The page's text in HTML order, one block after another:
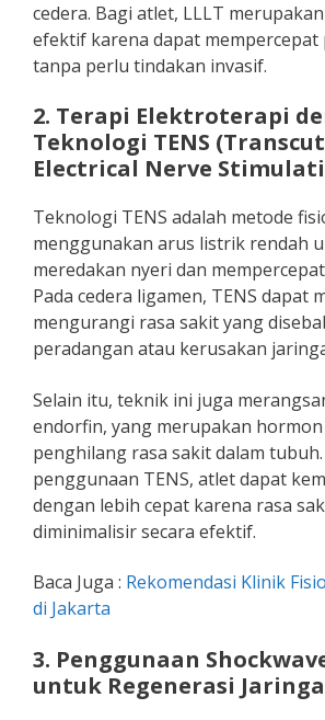
cedera. Bagi atlet, LLLT
efektif karena dapat mempercepat
tanpa perlu tindakan invasif.
2. Terapi Elektroterapi
Teknologi TENS
Electrical Nerve
Teknologi TENS adalah metode
menggunakan arus listrik rendah
meredakan nyeri dan
Pada cedera ligamen, TENS dapat
mengurangi rasa sakit yang
peradangan atau kerusakan
Selain itu, teknik ini juga
endorfin, yang merupakan hormon
penghilang rasa sakit dalam
penggunaan TENS, atlet dapat
dengan lebih cepat karena rasa
diminimalisir secara efektif.
Baca Juga : Rekomendasi Klinik
di Jakarta
3. Penggunaan
untuk Regenerasi